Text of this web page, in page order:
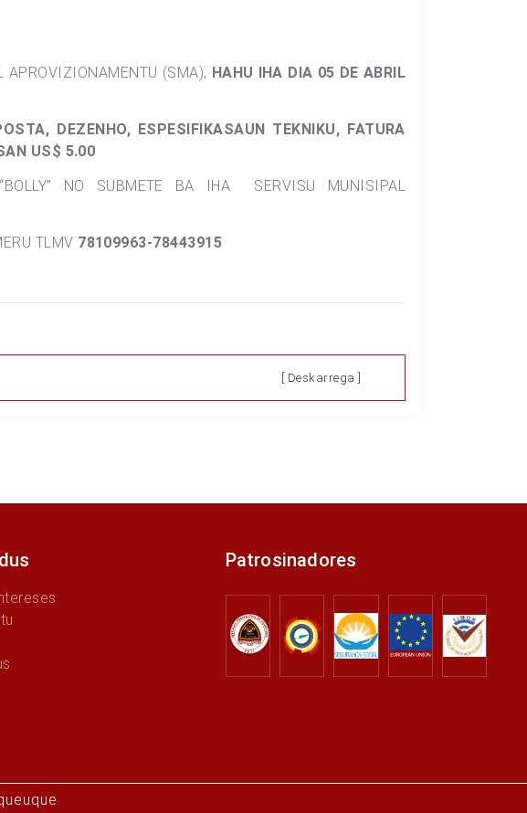
APROVIZIONAMENTU (SMA), HAHU IHA DIA 05 DE ABRIL
DEZENHO, ESPESIFIKASAUN TEKNIKU, FATURA
US$ 5.00
NO SUBMETE BA IHA SERVISU MUNISIPAL
TLMV 78109963-78443915
[ Deskarrega ]
Patrosinadores